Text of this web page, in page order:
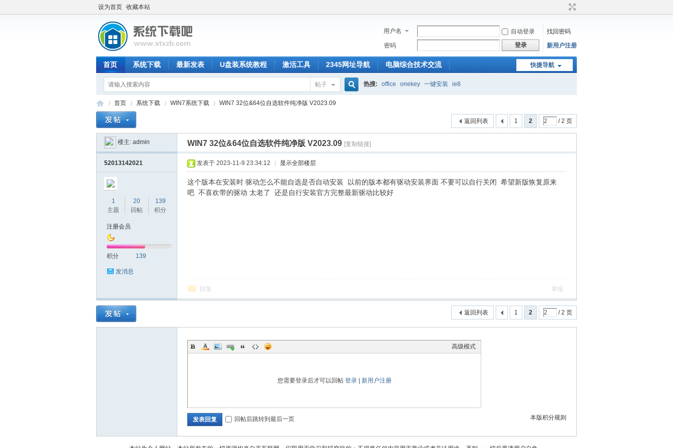
设为首页 收藏本站
用户名 自动登录
找回密码
密码
登录 新用户注册
快捷导航
首页 系统下载 最新发表 U盘装系统教程 激活工具 2345网址导航 电脑综合技术交流
帖子
索
热搜: office onekey 一键安装 ie8
»
首页
›
系统下载 WIN7系统下载
›
WIN7 32位&64位自选软件纯净版 V2023.09
1 2 / 2 页
返回列表
楼主: admin WIN7 32位&64位自选软件纯净版 V2023.09 [复制链接]
52013142021
1
主题
20
回帖
139
积分
注册会员
积分 139
发消息
发表于 2023-11-9 23:34:12 显示全部楼层
这个版本在安装时 驱动怎么不能自选是否自动安装 以前的版本都有驱动安装界面 不要可以自行关闭 希望新版恢复原来
吧 不喜欢带的驱动 太老了 还是自行安装官方完整最新驱动比较好
回复 举报
1 2 / 2 页
返回列表
高级模式
您需要登录后才可以回帖 登录| 新用户注册
本版积分规则
发表回复 回帖后跳转到最后一页